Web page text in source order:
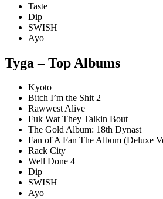
Taste
Dip
SWISH
Ayo
Tyga – Top Albums
Kyoto
Bitch I’m the Shit 2
Rawwest Alive
Fuk Wat They Talkin Bout
The Gold Album: 18th Dynast
Fan of A Fan The Album (Deluxe
Rack City
Well Done 4
Dip
SWISH
Ayo